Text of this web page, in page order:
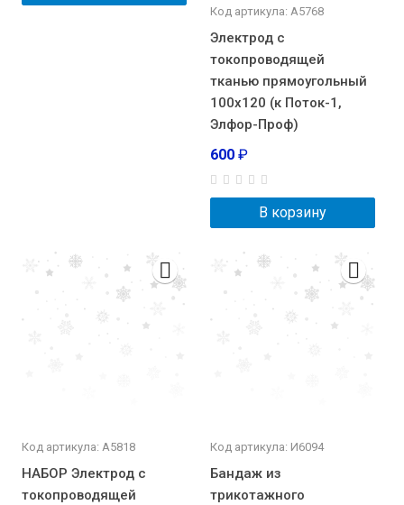
Код артикула: А5768
Электрод с
токопроводящей
тканью прямоугольный
100х120 (к Поток-1,
Элфор-Проф)
600 ₽
В корзину
Код артикула: А5818
НАБОР Электрод с
токопроводящей
Код артикула: И6094
Бандаж из
трикотажного